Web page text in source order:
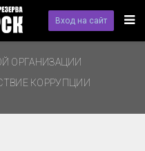
Вход на сайт
ОРГАНИЗАЦИИ
КОРРУПЦИИ